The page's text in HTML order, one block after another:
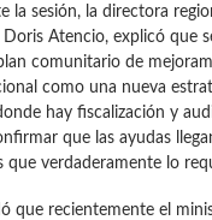
la sesión, la directora
Atencio, explicó que
comunitario de
como una nueva
hay fiscalización y
que las ayudas
que verdaderamente lo
que recientemente el